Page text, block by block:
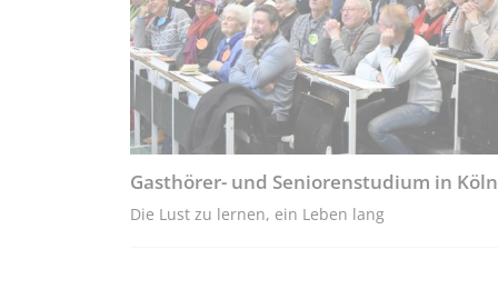
Gasthörer- und Seniorenstudium in Köln
Die Lust zu lernen, ein Leben lang